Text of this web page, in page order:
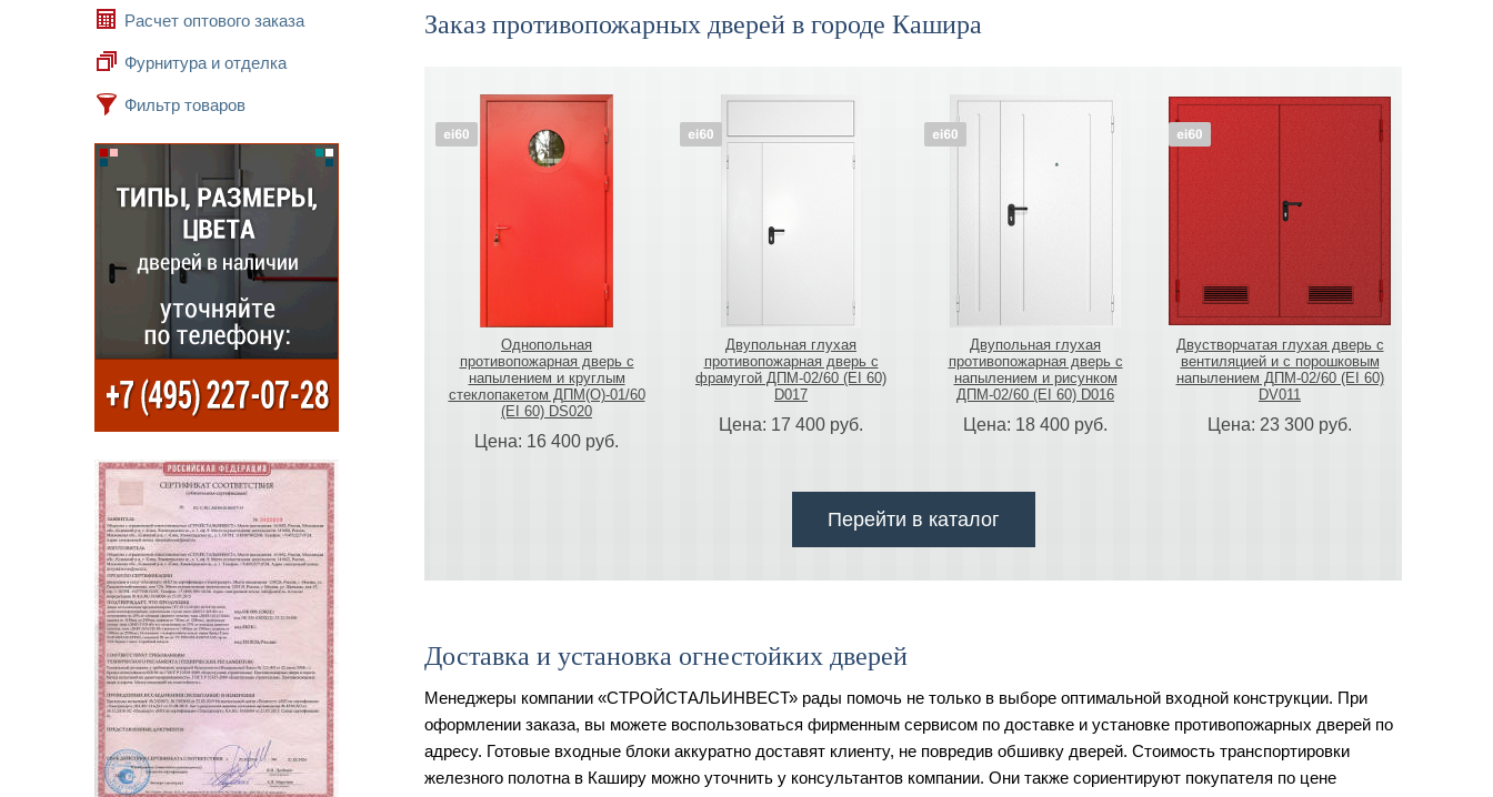
Расчет оптового заказа
Фурнитура и отделка
Фильтр товаров
Заказ противопожарных дверей в городе Кашира
Однопольная
противопожарная дверь с
напылением и круглым
стеклопакетом ДПМ(О)-01/60
(EI 60) DS020
Цена: 16 400 руб.
Двупольная глухая
противопожарная дверь с
фрамугой ДПМ-02/60 (EI 60)
D017
Цена: 17 400 руб.
Двупольная глухая
противопожарная дверь с
напылением и рисунком
ДПМ-02/60 (EI 60) D016
Цена: 18 400 руб.
Двустворчатая глухая дверь с
вентиляцией и с порошковым
напылением ДПМ-02/60 (EI 60)
DV011
Цена: 23 300 руб.
Перейти в каталог
Доставка и установка огнестойких дверей
Менеджеры компании «СТРОЙСТАЛЬИНВЕСТ» рады помочь не только в выборе оптимальной входной конструкции. При
оформлении заказа, вы можете воспользоваться фирменным сервисом по доставке и установке противопожарных дверей по
адресу. Готовые входные блоки аккуратно доставят клиенту, не повредив обшивку дверей. Стоимость транспортировки
железного полотна в Каширу можно уточнить у консультантов компании. Они также сориентируют покупателя по цене